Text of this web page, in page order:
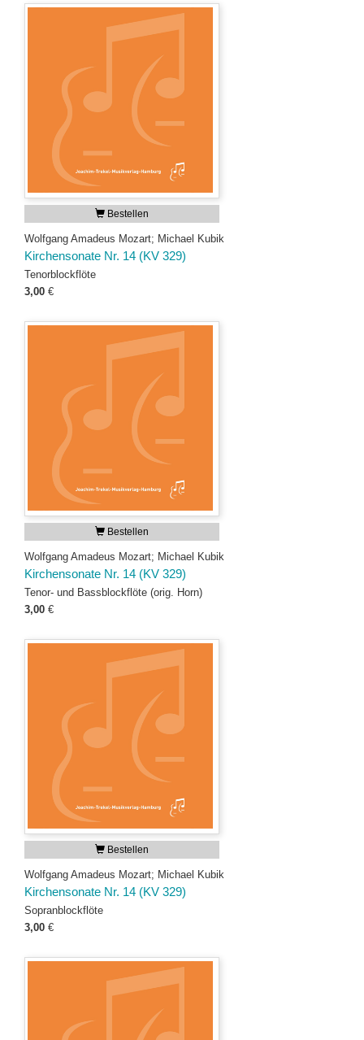
Bestellen
Wolfgang Amadeus Mozart; Michael Kubik
Kirchensonate Nr. 14 (KV 329)
Tenorblockflöte
3,00 €
Bestellen
Wolfgang Amadeus Mozart; Michael Kubik
Kirchensonate Nr. 14 (KV 329)
Tenor- und Bassblockflöte (orig. Horn)
3,00 €
Bestellen
Wolfgang Amadeus Mozart; Michael Kubik
Kirchensonate Nr. 14 (KV 329)
Sopranblockflöte
3,00 €